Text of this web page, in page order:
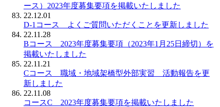
ース）2023年度募集要項を掲載いたしました
22.12.01
D-1コース よくご質問いただくことを更新しました
22.11.28
Bコース 2023年度募集要項（2023年1月25日締切）を
掲載いたしました
22.11.21
Cコース 職域・地域架橋型外部実習 活動報告を更
新しました
22.11.08
コースC 2023年度募集要項を掲載いたしました